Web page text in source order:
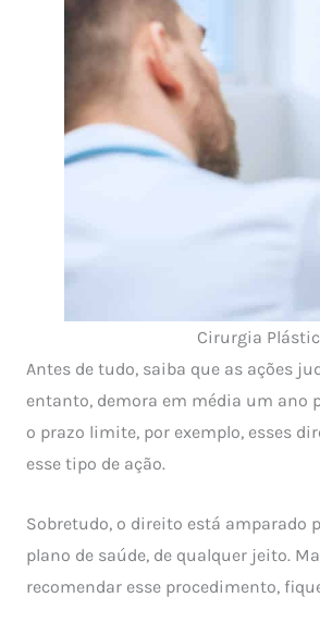
Cirurgia
Antes de tudo, saiba que as ações
entanto, demora em média um ano
o prazo limite, por exemplo, esses
esse tipo de ação.
Sobretudo, o direito está amparado
plano de saúde, de qualquer jeito.
recomendar esse procedimento,